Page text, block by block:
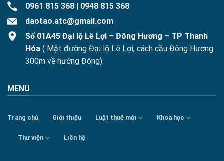
0961 815 368 | 0948 815 368
daotao.atc@gmail.com
Số 01A45 Đại lộ Lê Lợi – Đông Hương – TP Thanh
Hóa ( Mặt đường Đại lộ Lê Lợi, cách cầu Đông Hương
300m về hướng Đông)
MENU
Trang chủ Giới thiệu Luật thuế mới Khóa học
Thư viện Liên hệ